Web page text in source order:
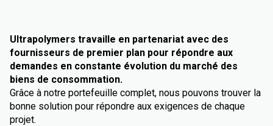
Ultrapolymers travaille en partenariat avec des
fournisseurs de premier plan pour répondre aux
demandes en constante évolution du marché des
biens de consommation.
Grâce à notre portefeuille complet, nous pouvons trouver la
bonne solution pour répondre aux exigences de chaque
projet.